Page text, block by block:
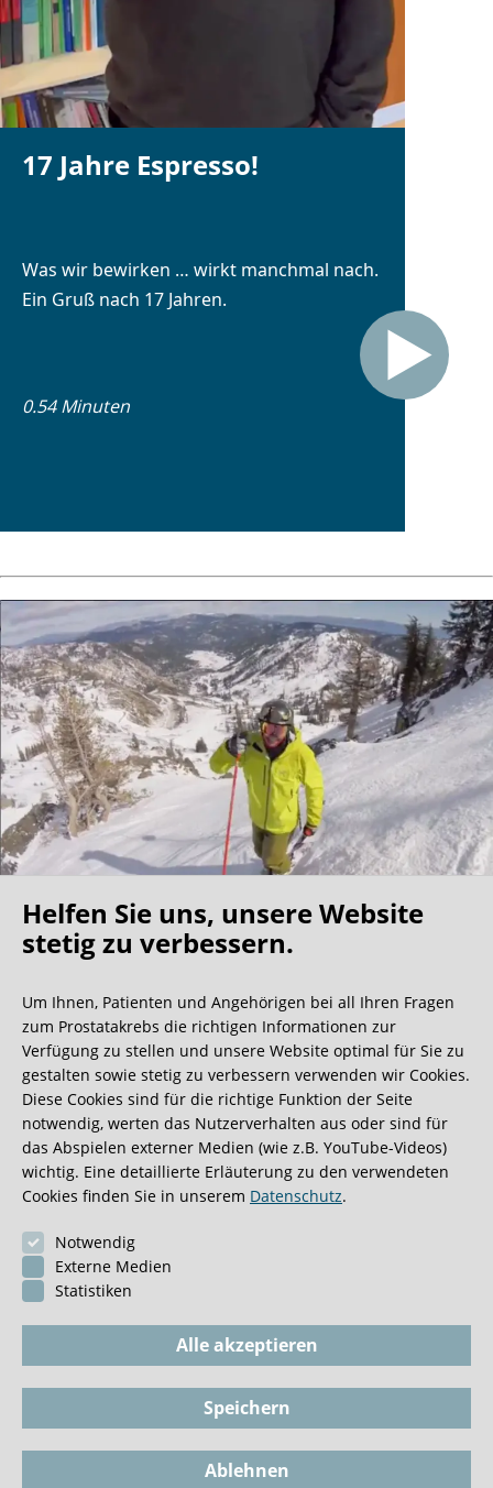
17 Jahre Espresso!
Was wir bewirken … wirkt manchmal nach.
Ein Gruß nach 17 Jahren.
0.54 Minuten
Oh what a ride!
Wir bekommen ja viele tolle Gästebucheinträge,
aber dieser ist doch sehr ungewöhnlich.
0:40 Minuten
Datenschutz Dokumente
Helfen Sie uns, unsere Website
stetig zu verbessern.
Um Ihnen, Patienten und Angehörigen bei all Ihren Fragen
zum Prostatakrebs die richtigen Informationen zur
Verfügung zu stellen und unsere Website optimal für Sie zu
gestalten sowie stetig zu verbessern verwenden wir Cookies.
Diese Cookies sind für die richtige Funktion der Seite
notwendig, werten das Nutzerverhalten aus oder sind für
das Abspielen externer Medien (wie z.B. YouTube-Videos)
wichtig. Eine detaillierte Erläuterung zu den verwendeten
Cookies finden Sie in unserem Datenschutz.
Notwendig
Externe Medien
Statistiken
Alle akzeptieren
Speichern
Ablehnen